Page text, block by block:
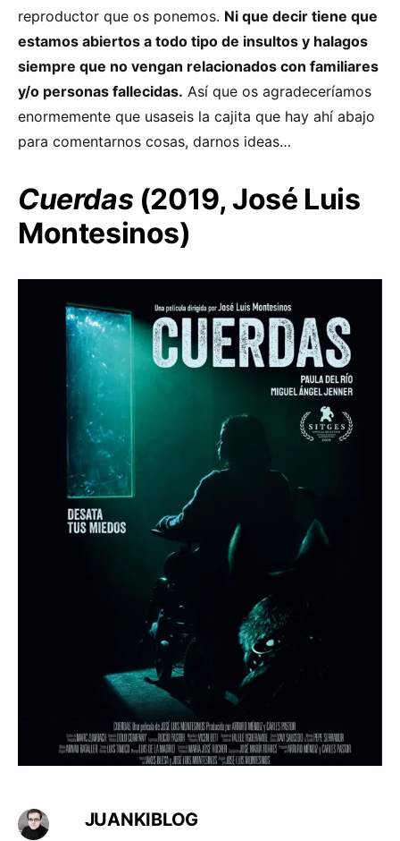
reproductor que os ponemos. Ni que decir tiene que
estamos abiertos a todo tipo de insultos y halagos
siempre que no vengan relacionados con familiares
y/o personas fallecidas. Así que os agradeceríamos
enormemente que usaseis la cajita que hay ahí abajo
para comentarnos cosas, darnos ideas…
Cuerdas (2019, José Luis
Montesinos)
JUANKIBLOG